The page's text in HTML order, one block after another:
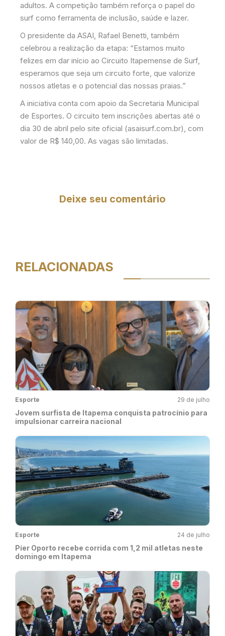
adultos. A competição também reforça o papel do
surf como ferramenta de inclusão, saúde e lazer.
O presidente da ASAI, Rafael Benetti, também
celebrou a realização da etapa: “Estamos muito
felizes em dar início ao Circuito Itapemense de Surf,
esperamos que seja um circuito forte, que valorize
nossos atletas e o potencial das nossas praias.”
A iniciativa conta com apoio da Secretaria Municipal
de Esportes. O circuito tem inscrições abertas até o
dia 30 de abril pelo site oficial (asaisurf.com.br), com
valor de R$ 140,00. As vagas são limitadas.
Deixe seu comentário
RELACIONADAS
Esporte 29 de julho
Jovem surfista de Itapema conquista patrocínio para
impulsionar carreira nacional
Esporte 24 de julho
Píer Oporto recebe corrida com 1,2 mil atletas neste
domingo em Itapema